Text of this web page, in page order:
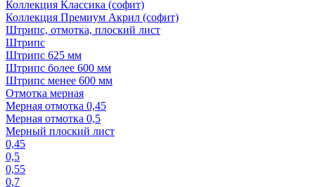
Коллекция Классика (софит)
Коллекция Премиум Акрил (софит)
Штрипс, отмотка, плоский лист
Штрипс
Штрипс 625 мм
Штрипс более 600 мм
Штрипс менее 600 мм
Отмотка мерная
Мерная отмотка 0,45
Мерная отмотка 0,5
Мерный плоский лист
0,45
0,5
0,55
0,7